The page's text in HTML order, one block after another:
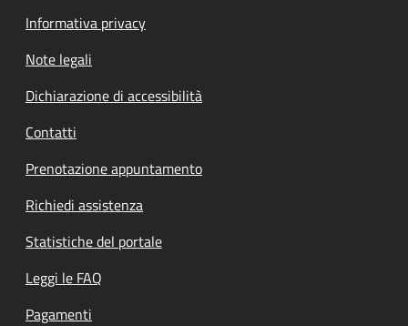
Informativa privacy
Note legali
Dichiarazione di accessibilità
Contatti
Prenotazione appuntamento
Richiedi assistenza
Statistiche del portale
Leggi le FAQ
Pagamenti